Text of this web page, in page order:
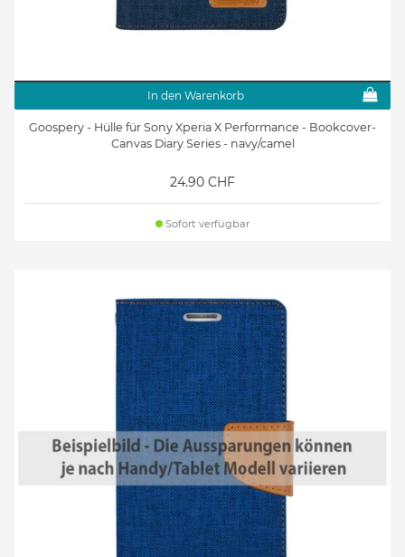
In den Warenkorb
Goospery - Hülle für Sony Xperia X Performance - Bookcover-
Canvas Diary Series - navy/camel
24.90 CHF
Sofort verfügbar